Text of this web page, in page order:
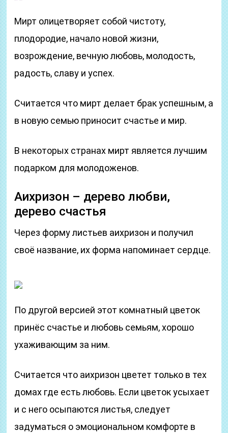
Мирт олицетворяет собой чистоту,
плодородие, начало новой жизни,
возрождение, вечную любовь, молодость,
радость, славу и успех.
Считается что мирт делает брак успешным, а
в новую семью приносит счастье и мир.
В некоторых странах мирт является лучшим
подарком для молодоженов.
Аихризон – дерево любви,
дерево счастья
Через форму листьев аихризон и получил
своё название, их форма напоминает сердце.
По другой версией этот комнатный цветок
принёс счастье и любовь семьям, хорошо
ухаживающим за ним.
Считается что аихризон цветет только в тех
домах где есть любовь. Если цветок усыхает
и с него осыпаются листья, следует
задуматься о эмоциональном комфорте в